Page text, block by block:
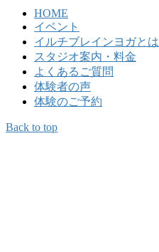
HOME
イベント
イルチブレインヨガとは
スタジオ案内・料金
よくあるご質問
体験者の声
体験のご予約
Back to top